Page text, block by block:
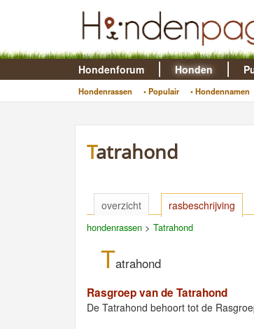
Hondenforum Honden
Hondenrassen • Populair • Hondennamen
Tatrahond
overzicht rasbeschrijving
hondenrassen > Tatrahond
Tatrahond
Rasgroep van de Tatrahond
De Tatrahond behoort tot de